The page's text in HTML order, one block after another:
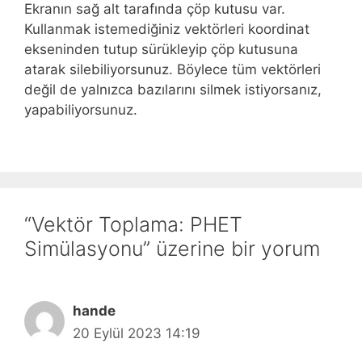
Ekranın sağ alt tarafında çöp kutusu var.
Kullanmak istemediğiniz vektörleri koordinat
ekseninden tutup sürükleyip çöp kutusuna
atarak silebiliyorsunuz. Böylece tüm vektörleri
değil de yalnızca bazılarını silmek istiyorsanız,
yapabiliyorsunuz.
“Vektör Toplama: PHET
Simülasyonu” üzerine bir yorum
hande
20 Eylül 2023 14:19